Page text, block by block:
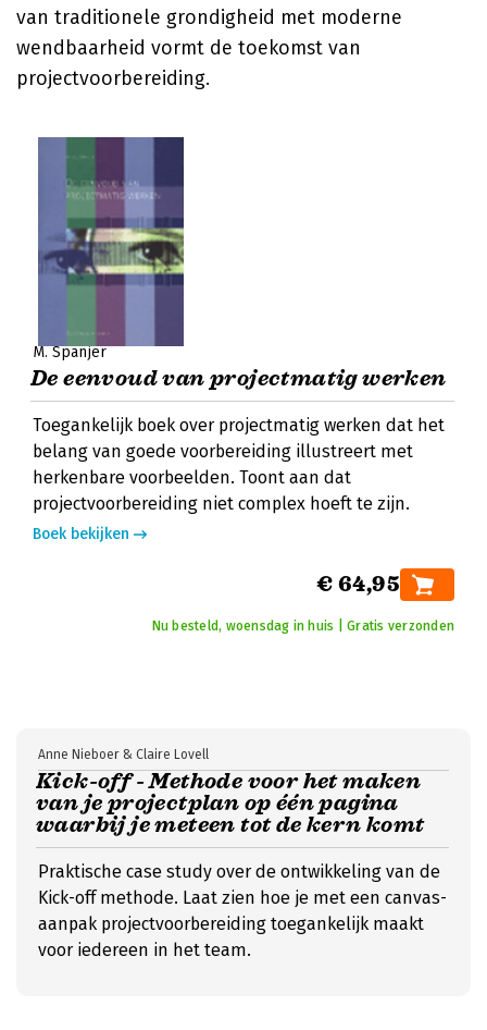
van traditionele grondigheid met moderne
wendbaarheid vormt de toekomst van
projectvoorbereiding.
M. Spanjer
De eenvoud van projectmatig werken
Toegankelijk boek over projectmatig werken dat het
belang van goede voorbereiding illustreert met
herkenbare voorbeelden. Toont aan dat
projectvoorbereiding niet complex hoeft te zijn.
Boek bekijken
€ 64,95
Nu besteld, woensdag in huis | Gratis verzonden
Kick-off - Methode voor het maken
van je projectplan op één pagina
waarbij je meteen tot de kern komt
Anne Nieboer & Claire Lovell
Praktische case study over de ontwikkeling van de
Kick-off methode. Laat zien hoe je met een canvas-
aanpak projectvoorbereiding toegankelijk maakt
voor iedereen in het team.